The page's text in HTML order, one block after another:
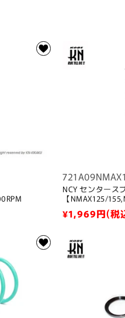
NCY センタース
【NMAX125/
通
価
格
¥1,969円(税